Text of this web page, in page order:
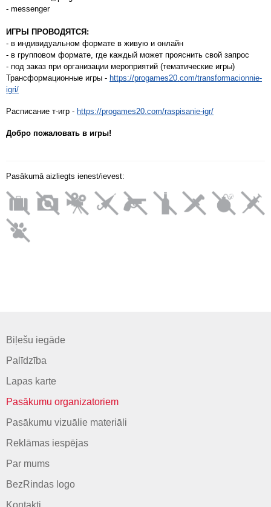
- messenger
ИГРЫ ПРОВОДЯТСЯ:
- в индивидуальном формате в живую и онлайн
- в групповом формате, где каждый может прояснить свой запрос
- под заказ при организации мероприятий (тематические игры)
Трансформационные игры - https://progames20.com/transformacionnie-
igri/
Расписание т-игр - https://progames20.com/raspisanie-igr/
Добро пожаловать в игры!
Pasākumā aizliegts ienest/ievest:
Biļešu iegāde
Palīdzība
Lapas karte
Pasākumu organizatoriem
Pasākumu vizuālie materiāli
Reklāmas iespējas
Par mums
BezRindas logo
Kontakti